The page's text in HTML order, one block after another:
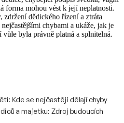
forma mohou vést k její neplatnosti.
zdržení dědického řízení a ztráta
chybami a ukáže, jak je
byla právně platná a splnitelná.
Kde se nejčastěji dělají chyby
a majetku: Zdroj budoucích